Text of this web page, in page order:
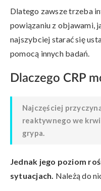
Dlatego zawsze trzeba
powiązaniu z objawami,
najszybciej starać się
pomocą innych badań.
Dlaczego CRP
Najczęściej
reaktywnego we
grypa.
Jednak jego poziom
sytuacjach. Należą do